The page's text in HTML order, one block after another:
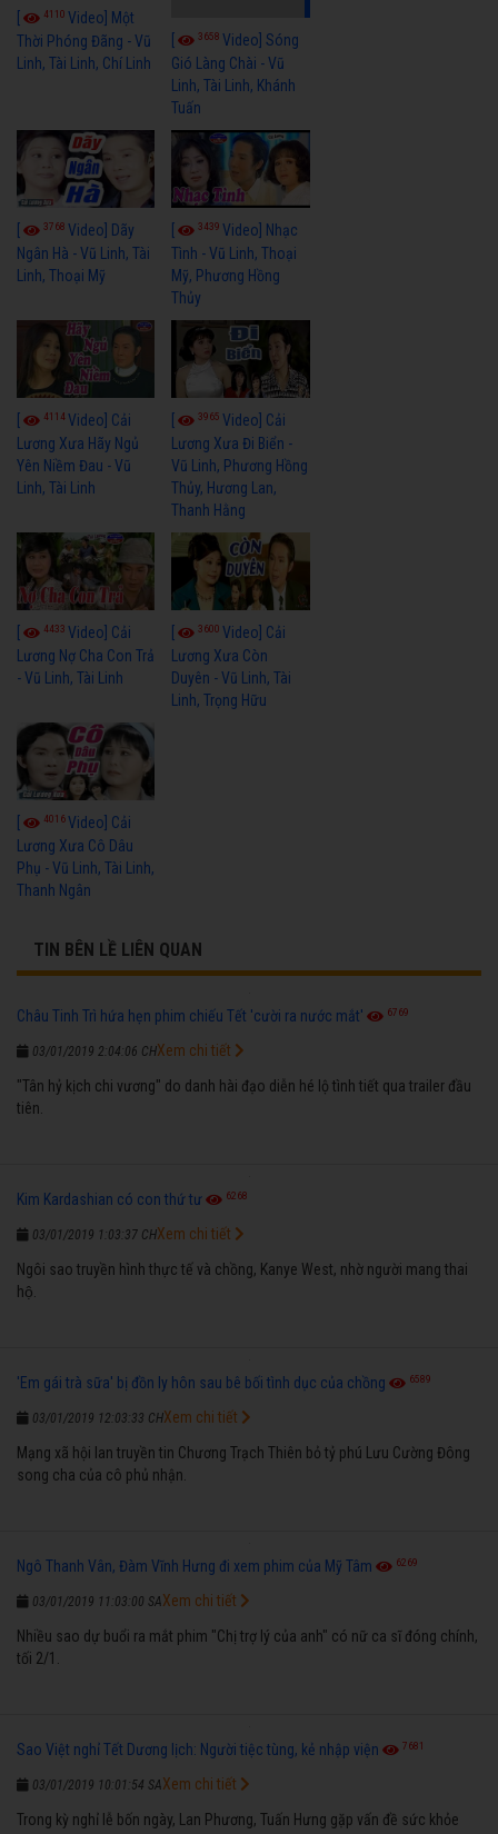
4110 Video] Một
Thời Phóng Đãng - Vũ
Linh, Tài Linh, Chí Linh
3658Video] Sóng
Gió Làng Chài - Vũ
Linh, Tài Linh, Khánh
Tuấn
3768 Video] Dãy
Ngân Hà - Vũ Linh, Tài
Linh, Thoại Mỹ
3439Video] Nhạc
Tình - Vũ Linh, Thoại
Mỹ, Phương Hồng
Thủy
4114Video] Cải
Lương Xưa Hãy Ngủ
Yên Niềm Đau - Vũ
Linh, Tài Linh
3965Video] Cải
Lương Xưa Đi Biển -
Vũ Linh, Phương Hồng
Thủy, Hương Lan,
Thanh Hằng
4433 Video] Cải
Lương Nợ Cha Con Trả
- Vũ Linh, Tài Linh
3600Video] Cải
Lương Xưa Còn
Duyên - Vũ Linh, Tài
Linh, Trọng Hữu
[ 4016Video] Cải
Lương Xưa Cô Dâu
Phụ - Vũ Linh, Tài Linh,
Thanh Ngân
TIN BÊN LỀ LIÊN QUAN
Châu Tinh Trì hứa hẹn phim chiếu Tết 'cười ra nước mắt' 6769
03/01/2019 2:04:06 CH
"Tân hỷ kịch chi vương" do danh hài đạo diễn hé lộ tình tiết qua trailer đầu
tiên.
Xem chi tiết
Kim Kardashian có con thứ tư 6268
03/01/2019 1:03:37 CH
Ngôi sao truyền hình thực tế và chồng, Kanye West, nhờ người mang thai
hộ.
Xem chi tiết
'Em gái trà sữa' bị đồn ly hôn sau bê bối tình dục của chồng 6589
03/01/2019 12:03:33 CH
Mạng xã hội lan truyền tin Chương Trạch Thiên bỏ tỷ phú Lưu Cường Đông
song cha của cô phủ nhận.
Xem chi tiết
Ngô Thanh Vân, Đàm Vĩnh Hưng đi xem phim của Mỹ Tâm 6269
03/01/2019 11:03:00 SA
Nhiều sao dự buổi ra mắt phim "Chị trợ lý của anh" có nữ ca sĩ đóng chính,
tối 2/1.
Xem chi tiết
Sao Việt nghỉ Tết Dương lịch: Người tiệc tùng, kẻ nhập viện 7681
03/01/2019 10:01:54 SA
Trong kỳ nghỉ lễ bốn ngày, Lan Phương, Tuấn Hưng gặp vấn đề sức khỏe
Xem chi tiết